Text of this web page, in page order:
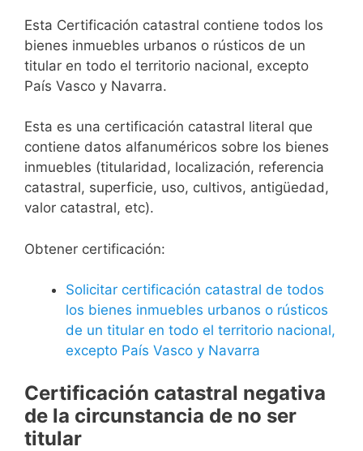
Esta Certificación catastral contiene todos los
bienes inmuebles urbanos o rústicos de un
titular en todo el territorio nacional, excepto
País Vasco y Navarra.
Esta es una certificación catastral literal que
contiene datos alfanuméricos sobre los bienes
inmuebles (titularidad, localización, referencia
catastral, superficie, uso, cultivos, antigüedad,
valor catastral, etc).
Obtener certificación:
Solicitar certificación catastral de todos
los bienes inmuebles urbanos o rústicos
de un titular en todo el territorio nacional,
excepto País Vasco y Navarra
Certificación catastral negativa
de la circunstancia de no ser
titular